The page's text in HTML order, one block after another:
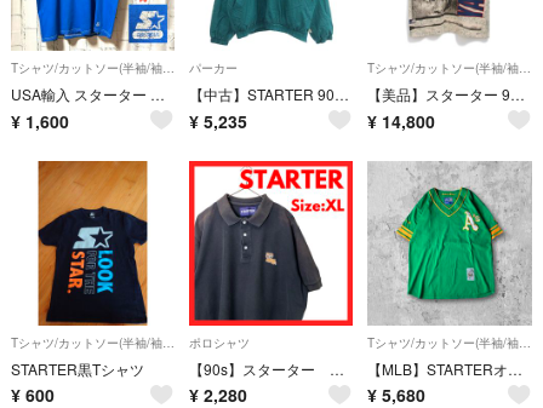
Tシャツ/カットソー(半袖/袖なし)
USA輸入 スターター シンプル 無地 Tシャツ 大きいサイズ 2XL 青 夏
¥ 1,600
パーカー
【中古】STARTER 90s アノラックパーカー サイズXL 白/緑 オリンピック 国旗柄[91][240091390850]
¥ 5,235
Tシャツ/カットソー(半袖/袖なし)
【美品】スターター 90s ニューヨークヤンキース USA製 Tシャツ メンズ
¥ 14,800
STARTER黒Tシャツ
¥ 600
ポロシャツ
【90s】スターター ニューオリンズ・セインツ ポロシャツ ブラック XL
¥ 2,280
【MLB】STARTERオークランドアスレチックスビッグロゴ刺繍ゲームシャツ皇治
¥ 5,680